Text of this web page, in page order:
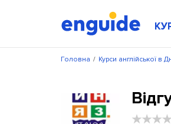
/
Головна Курси англійської в